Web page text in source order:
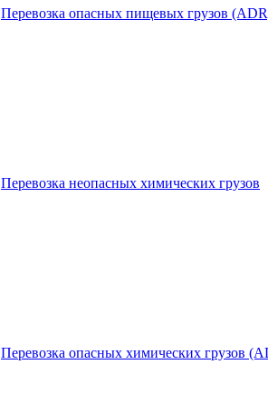
Перевозка опасных пищевых грузов
Перевозка неопасных химических грузов
Перевозка опасных химических грузов